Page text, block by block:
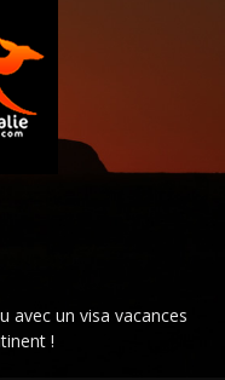
avec un visa vacances
!